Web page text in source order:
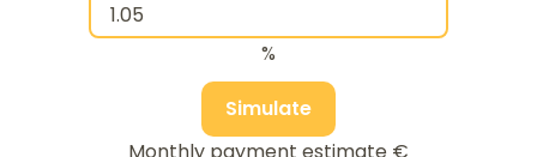
%
Simulate